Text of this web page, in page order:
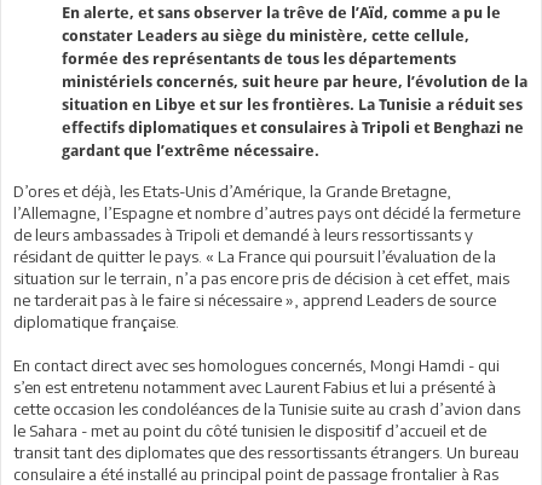
En alerte, et sans observer la trêve de l’Aïd, comme a pu le
constater Leaders au siège du ministère, cette cellule,
formée des représentants de tous les départements
ministériels concernés, suit heure par heure, l’évolution de la
situation en Libye et sur les frontières. La Tunisie a réduit ses
effectifs diplomatiques et consulaires à Tripoli et Benghazi ne
gardant que l’extrême nécessaire.
D’ores et déjà, les Etats-Unis d’Amérique, la Grande Bretagne,
l’Allemagne, l’Espagne et nombre d’autres pays ont décidé la fermeture
de leurs ambassades à Tripoli et demandé à leurs ressortissants y
résidant de quitter le pays. « La France qui poursuit l’évaluation de la
situation sur le terrain, n’a pas encore pris de décision à cet effet, mais
ne tarderait pas à le faire si nécessaire », apprend Leaders de source
diplomatique française.
En contact direct avec ses homologues concernés, Mongi Hamdi - qui
s’en est entretenu notamment avec Laurent Fabius et lui a présenté à
cette occasion les condoléances de la Tunisie suite au crash d’avion dans
le Sahara - met au point du côté tunisien le dispositif d’accueil et de
transit tant des diplomates que des ressortissants étrangers. Un bureau
consulaire a été installé au principal point de passage frontalier à Ras